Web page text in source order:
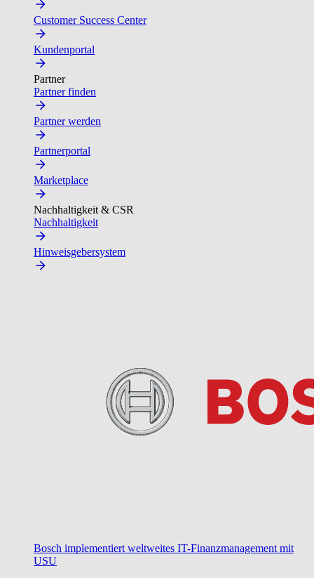
Customer Success Center
Kundenportal
Partner
Partner finden
Partner werden
Partnerportal
Marketplace
Nachhaltigkeit & CSR
Nachhaltigkeit
Hinweisgebersystem
Bosch implementiert weltweites IT-Finanzmanagement mit
USU